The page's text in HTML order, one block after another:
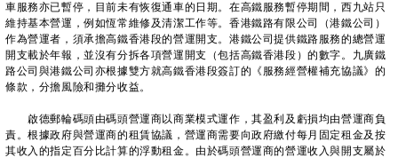
車服務亦已暫停，目前未有恢復通車的日期。在高鐵服務暫停期間，西九站只
維持基本營運，例如恆常維修及清潔工作等。香港鐵路有限公司（港鐵公司）
作為營運者，須承擔高鐵香港段的營運開支。港鐵公司提供鐵路服務的總營運
開支載於年報，並沒有分拆各項營運開支（包括高鐵香港段）的數字。九廣鐵
路公司與港鐵公司亦根據雙方就高鐵香港段簽訂的《服務經營權補充協議》的
條款，分擔風險和攤分收益。
啟德郵輪碼頭由碼頭營運商以商業模式運作，其盈利及虧損均由營運商負
責。根據政府與營運商的租賃協議，營運商需要向政府繳付每月固定租金及按
其收入的指定百分比計算的浮動租金。由於碼頭營運商的營運收入與開支屬於